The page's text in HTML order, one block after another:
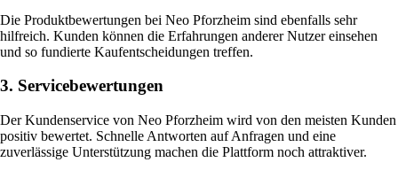
Die Produktbewertungen bei Neo Pforzheim sind ebenfalls sehr
hilfreich. Kunden können die Erfahrungen anderer Nutzer einsehen
und so fundierte Kaufentscheidungen treffen.
3. Servicebewertungen
Der Kundenservice von Neo Pforzheim wird von den meisten Kunden
positiv bewertet. Schnelle Antworten auf Anfragen und eine
zuverlässige Unterstützung machen die Plattform noch attraktiver.